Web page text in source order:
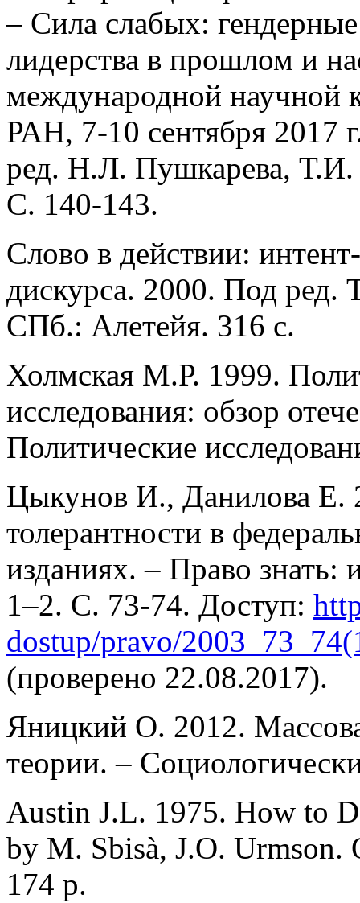
– Сила слабых:
лидерства в прошлом и
международной
РАН, 7-10 сентября 2017
ред. Н.Л. Пушкарева,
C. 140-143.
Слово в действии:
дискурса. 2000. Под
СПб.: Алетейя. 316 с.
Холмская М.Р. 1999.
исследования: обзор
Политические
Цыкунов И., Данилова Е.
толерантности в
изданиях. – Право знать:
1–2. С. 73-74. Доступ:
dostup/pravo/
(проверено 22.08.2017).
Яницкий О. 2012.
теории. –
Austin J.L. 1975. How to
by M. Sbisà, J.O.
174 p.